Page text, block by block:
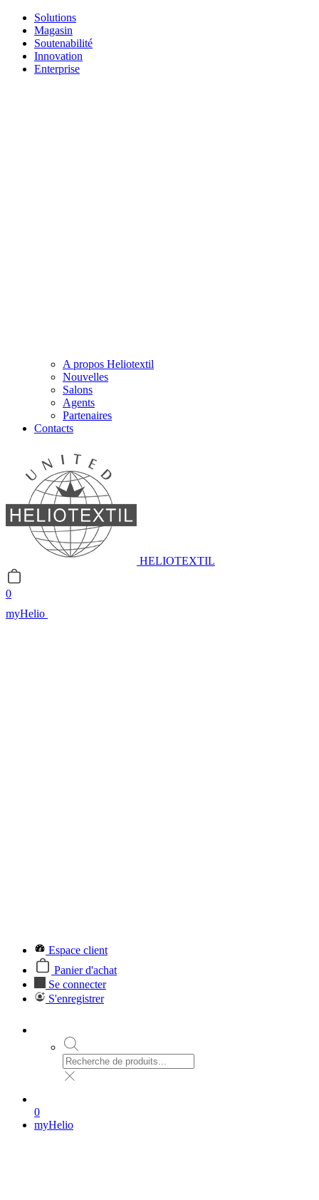
Solutions
Magasin
Soutenabilité
Innovation
Enterprise
A propos Heliotextil
Nouvelles
Salons
Agents
Partenaires
Contacts
HELIOTEXTIL
0
myHelio
Espace client
Panier d'achat
Se connecter
S'enregistrer
0
myHelio